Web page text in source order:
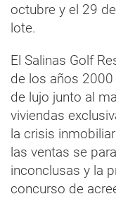
octubre y el 29
lote.
El Salinas Golf
de los años
de lujo junto al
viviendas
la crisis
las ventas se
inconclusas y la
concurso de